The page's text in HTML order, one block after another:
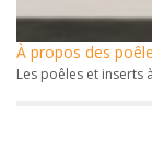
À propos des
Les poêles et inserts